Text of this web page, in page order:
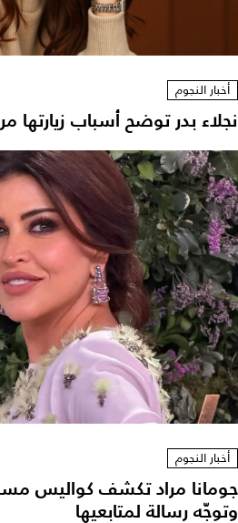
أخبار النجوم
نجلاء بدر توضح أسباب زيارتها
أخبار النجوم
جومانا مراد تكشف كواليس
وتوجّه رسالة لمتابعيها